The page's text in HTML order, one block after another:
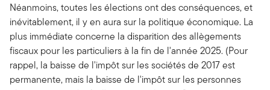
Néanmoins, toutes les élections ont des conséquences, et
inévitablement, il y en aura sur la politique économique. La
plus immédiate concerne la disparition des allègements
fiscaux pour les particuliers à la fin de l'année 2025. (Pour
rappel, la baisse de l'impôt sur les sociétés de 2017 est
permanente, mais la baisse de l'impôt sur les personnes